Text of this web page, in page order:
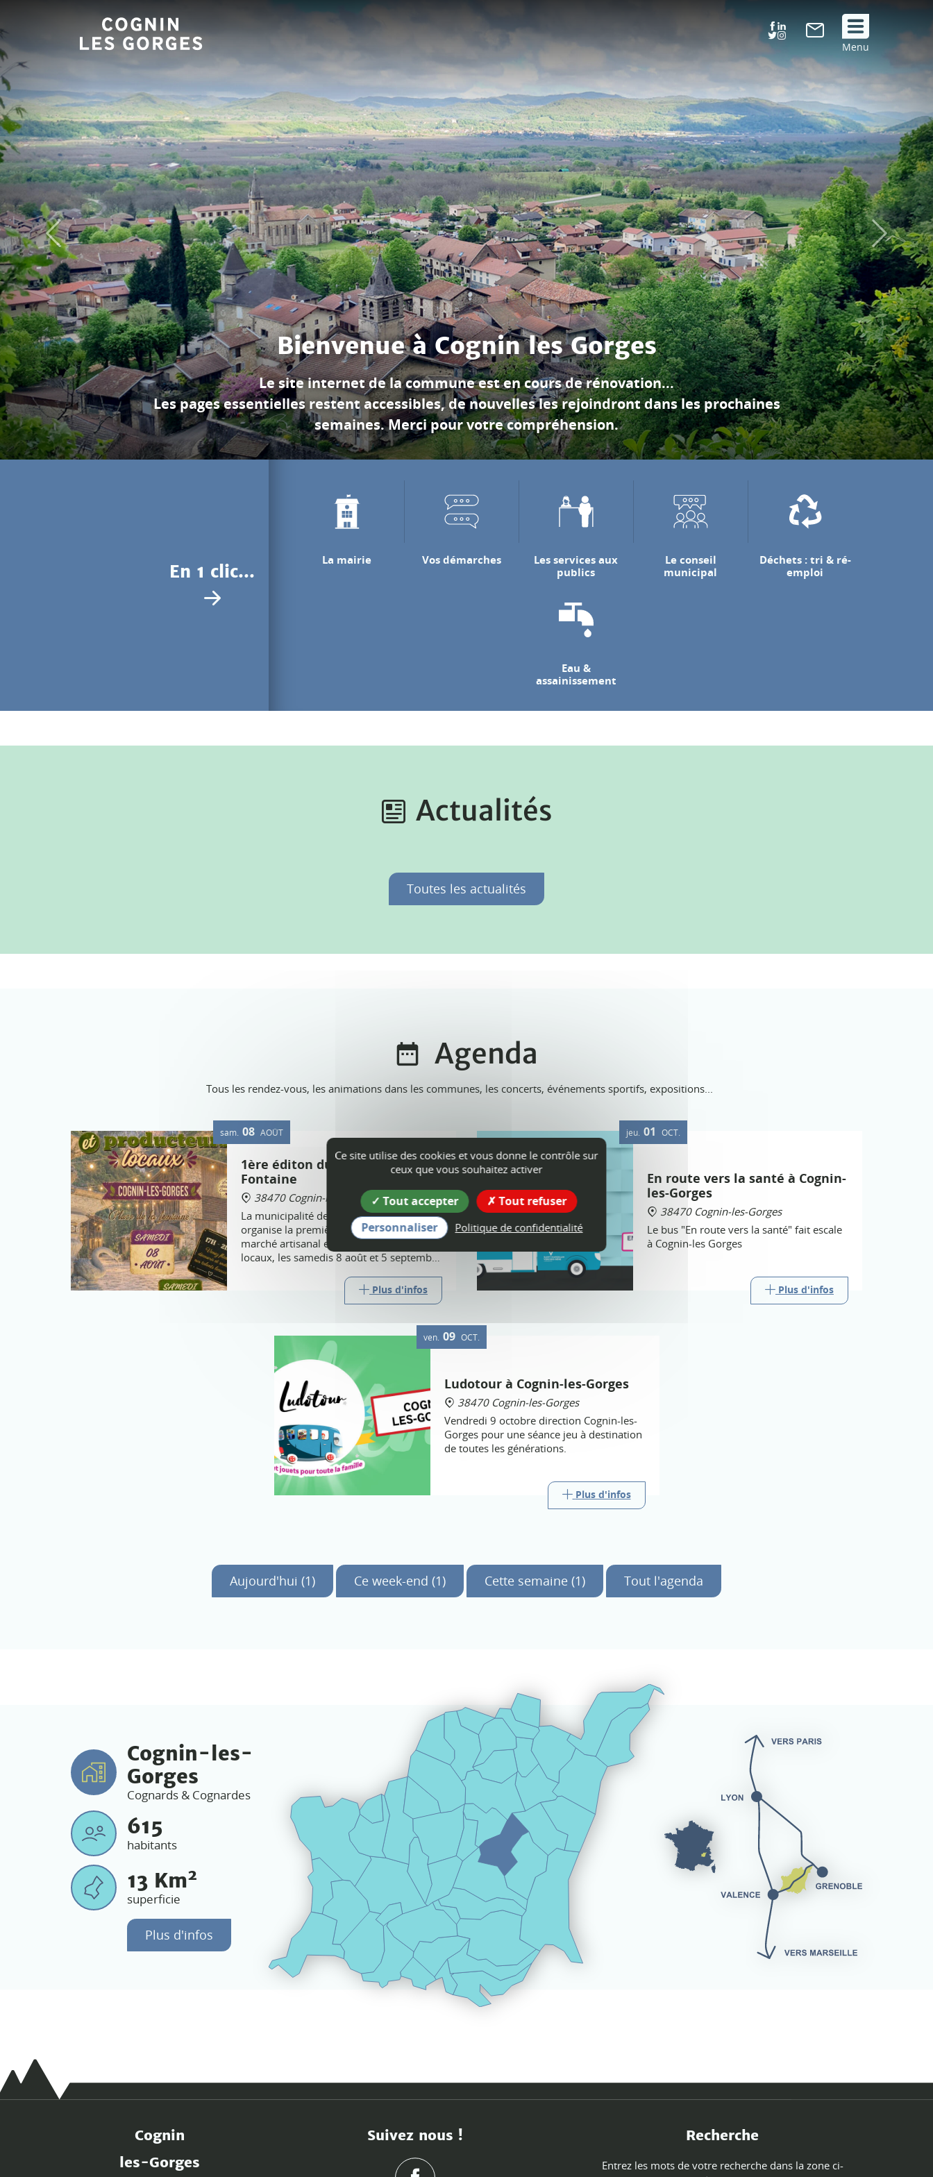
Suivez
nous
!
Menu
Les gorges du Nan
Pendant des millions d'années, le torrent du Nan a creusé les falaises calcaires du Vercors
pour rejoindre la rivière de l'Isère dans laquelle il se jette.
Découvrir les gorges du Nan
En 1 clic...
La mairie Vos démarches
Les services aux
publics
Le conseil
municipal
Déchets : tri & ré-
emploi
Eau &
assainissement
Actualités
Toutes les actualités
Agenda
Tous les rendez-vous, les animations dans les communes, les concerts, événements sportifs, expositions...
sam. 08 AOÛT
1ère éditon du Marché de la
Fontaine
38470 Cognin-les-Gorges
La municipalité de Cognin-les-Gorges
organise la première édition de son
marché artisanal et de producteurs
locaux, les samedis 8 août et 5 septembre
Plus d'infos
jeu. 01 OCT.
En route vers la santé à Cognin-
les-Gorges
38470 Cognin-les-Gorges
Le bus "En route vers la santé" fait escale
à Cognin-les Gorges
Plus d'infos
ven. 09 OCT.
Ludotour à Cognin-les-Gorges
38470 Cognin-les-Gorges
Vendredi 9 octobre direction Cognin-les-
Gorges pour une séance jeu à destination
de toutes les générations.
Plus d'infos
Aujourd'hui (1) Ce week-end (1) Cette semaine (1) Tout l'agenda
Cognin-les-
Gorges
Cognards & Cognardes
615
habitants
13 Km2
superficie
Plus d'infos
Cognin
les-Gorges
Suivez nous ! Recherche
Entrez les mots de votre recherche dans la zone ci-
Ce site utilise des cookies et vous donne le contrôle sur
ceux que vous souhaitez activer
Tout accepter
Tout refuser
Personnaliser
Politique de confidentialité